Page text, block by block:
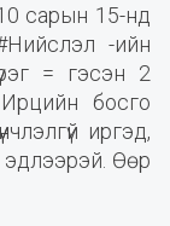
сарын 15-нд
-ийн
= гэсэн 2
босго
иргэд,
эдлээрэй. Өөр